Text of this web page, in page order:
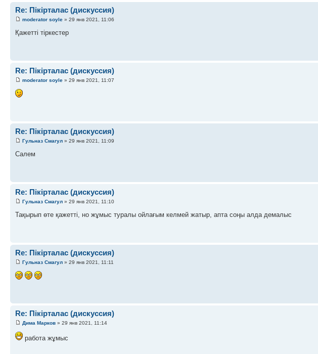
Re: Пікірталас (дискуссия)
moderator soyle » 29 янв 2021, 11:06
Қажетті тіркестер
Re: Пікірталас (дискуссия)
moderator soyle » 29 янв 2021, 11:07
Re: Пікірталас (дискуссия)
Гульназ Смагул » 29 янв 2021, 11:09
Салем
Re: Пікірталас (дискуссия)
Гульназ Смагул » 29 янв 2021, 11:10
Тақырып өте қажетті, но жұмыс туралы ойлағым келмей жатыр, апта соңы алда демалыс
Re: Пікірталас (дискуссия)
Гульназ Смагул » 29 янв 2021, 11:11
Re: Пікірталас (дискуссия)
Дима Марков » 29 янв 2021, 11:14
работа жұмыс